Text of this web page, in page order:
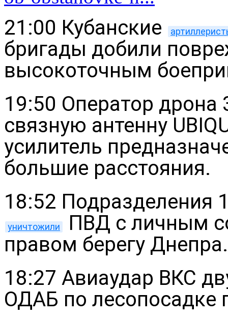
21:00 Кубанские
бригады добили
высокоточным
19:50 Оператор
связную антенну
усилитель
большие расстояния.
18:52 Подразделения
уничтожили
ПВД с личным
правом берегу Днепра.
18:27 Авиаудар ВКС
ОДАБ по лесопосадке